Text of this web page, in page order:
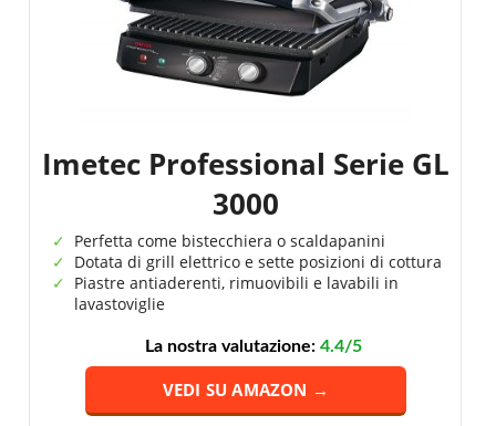
Imetec Professional Serie GL
3000
Perfetta come bistecchiera o scaldapanini
Dotata di grill elettrico e sette posizioni di cottura
Piastre antiaderenti, rimuovibili e lavabili in
lavastoviglie
La nostra valutazione: 4.4/5
VEDI SU AMAZON →